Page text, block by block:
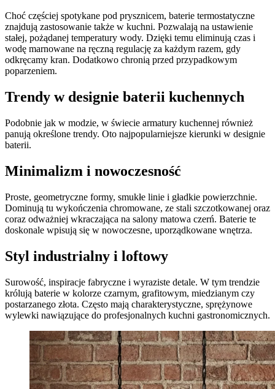
Choć częściej spotykane pod prysznicem, baterie termostatyczne
znajdują zastosowanie także w kuchni. Pozwalają na ustawienie
stałej, pożądanej temperatury wody. Dzięki temu eliminują czas i
wodę marnowane na ręczną regulację za każdym razem, gdy
odkręcamy kran. Dodatkowo chronią przed przypadkowym
poparzeniem.
Trendy w designie baterii kuchennych
Podobnie jak w modzie, w świecie armatury kuchennej również
panują określone trendy. Oto najpopularniejsze kierunki w designie
baterii.
Minimalizm i nowoczesność
Proste, geometryczne formy, smukłe linie i gładkie powierzchnie.
Dominują tu wykończenia chromowane, ze stali szczotkowanej oraz
coraz odważniej wkraczająca na salony matowa czerń. Baterie te
doskonale wpisują się w nowoczesne, uporządkowane wnętrza.
Styl industrialny i loftowy
Surowość, inspiracje fabryczne i wyraziste detale. W tym trendzie
królują baterie w kolorze czarnym, grafitowym, miedzianym czy
postarzanego złota. Często mają charakterystyczne, sprężynowe
wylewki nawiązujące do profesjonalnych kuchni gastronomicznych.